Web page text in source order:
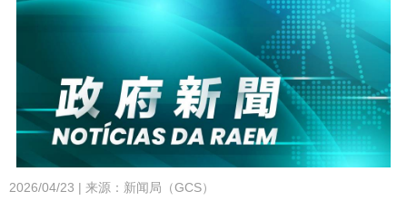
2026/04/23 | 来源：新闻局（GCS）